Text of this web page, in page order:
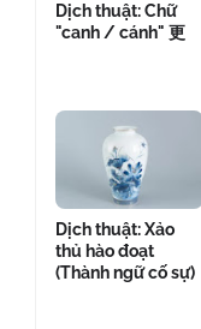
Dịch thuật: Chữ
"canh / cánh" 更
Dịch thuật: Xảo
thủ hào đoạt
(Thành ngữ cố sự)